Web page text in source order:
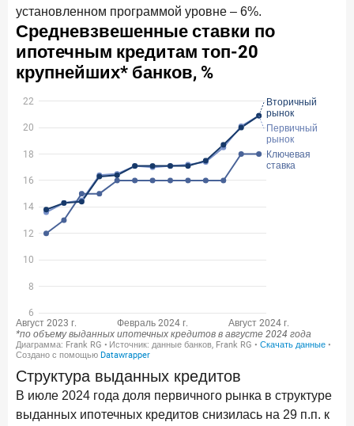
Ипотека. Итоги декабря 2025 года
15 января 2026 года ИССЛЕДОВАНИЕ
По итогам декабря 2025 года объем выдач кредитов
составил 1 326,5 млрд руб.
Средний срок ипотеки на первичном рынке
26,8лет
-0,15
Frank Data. Ипотека
Ипотека. Итоги ноября 2025 года
24 декабря 2025 года
Страховщики, УК, брокер-маркетплейсы: как новые
игроки меняют рынок инвестиций
19 декабря 2025 года ИССЛЕДОВАНИЕ
установленном программой уровне – 6%.
Структура выданных кредитов
В июле 2024 года доля первичного рынка в структуре
выданных ипотечных кредитов снизилась на 29 п.п. к